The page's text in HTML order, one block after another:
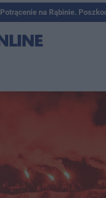
Potrącenie na Rąbinie.